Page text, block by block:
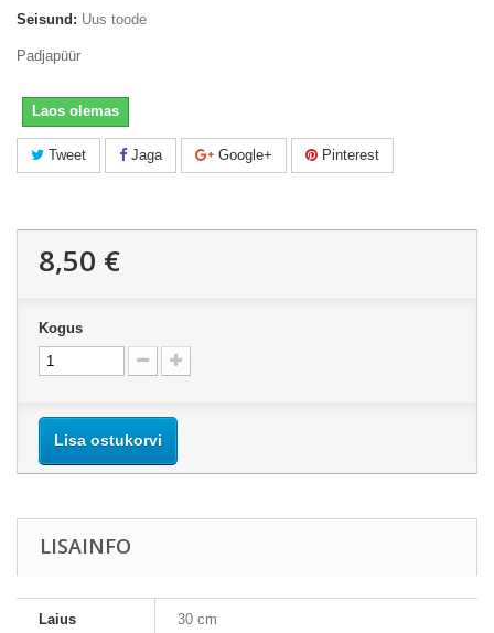
Seisund: Uus toode
Padjapüür
Laos olemas
Tweet Jaga Google+ Pinterest
8,50 €
Kogus
Lisa ostukorvi
LISAINFO
Laius 30 cm